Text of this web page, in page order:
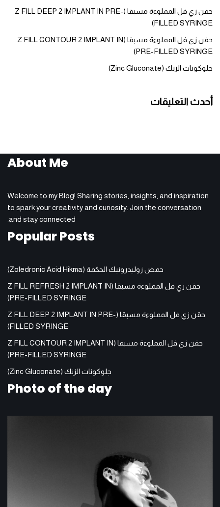
حقن زي فل المملوءة مسبقا (Z FILL DEEP 2 IMPLANT IN PRE-
FILLED SYRINGE)
حقن زي فل المملوءة مسبقا (Z FILL CONTOUR 2 IMPLANT IN
PRE-FILLED SYRINGE)
جلوكونات الزنك (Zinc Gluconate)
أحدث التعليقات
About Me
Welcome to my Blog! Sharing stories, insights, and inspiration
to spark your creativity and curiosity. Join the conversation
and stay connected.
Popular Posts
حمض زوليدرونيك الحكمة (Zoledronic Acid Hikma)
حقن زي فل المملوءة مسبقا (Z FILL REFRESH 2 IMPLANT IN
PRE-FILLED SYRINGE)
حقن زي فل المملوءة مسبقا (Z FILL DEEP 2 IMPLANT IN PRE-
FILLED SYRINGE)
حقن زي فل المملوءة مسبقا (Z FILL CONTOUR 2 IMPLANT IN
PRE-FILLED SYRINGE)
جلوكونات الزنك (Zinc Gluconate)
Photo of the day